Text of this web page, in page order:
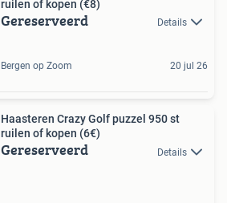
ruilen of kopen (€8)
Gereserveerd Details
Bergen op Zoom 20 jul 26
Haasteren Crazy Golf puzzel 950 st
ruilen of kopen (6€)
Gereserveerd Details